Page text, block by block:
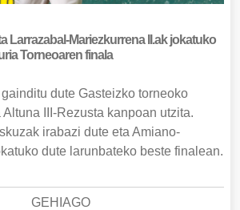
Larrazabal-Mariezkurrena II.ak jokatuko
Torneoaren finala
dute Gasteizko torneoko
III-Rezusta kanpoan utzita.
irabazi dute eta Amiano-
dute larunbateko beste finalean.
GEHIAGO